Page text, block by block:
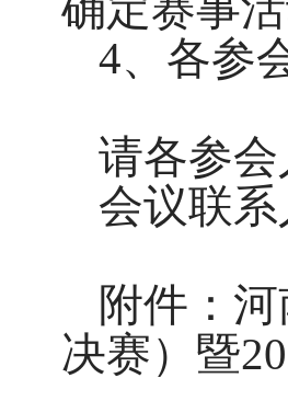
4、各参
请各参
会议联
附件：
决赛）暨